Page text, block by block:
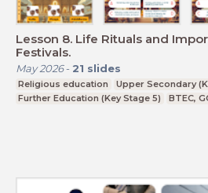
Lesson 8. Life Rituals and
Festivals.
May 2026- 21 slides
Religious education
Upper Secondary
Further Education (Key Stage 5)
BTEC,